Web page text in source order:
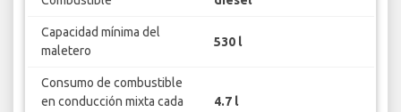
Capacidad mínima del
maletero
530 l
Consumo de combustible
en conducción mixta cada
4.7 l